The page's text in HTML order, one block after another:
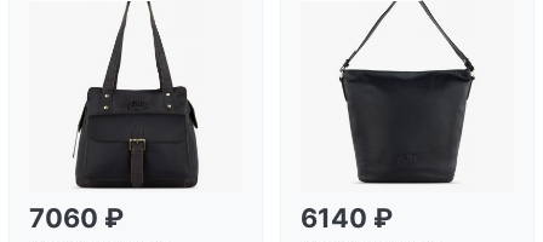
Загрузка...
7060 ₽ 6140 ₽